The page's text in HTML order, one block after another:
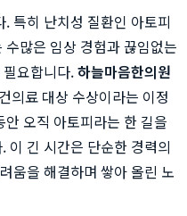
특히 난치성 질환인 아토피
많은 임상 경험과 끊임없는
요합니다.하늘마음한의원
의료 대상 수상이라는 이정
오직 아토피라는 한 길을
이 긴 시간은 단순한 경력의
움을 해결하며 쌓아 올린 노